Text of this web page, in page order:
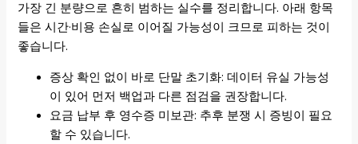
가장 긴 분량으로 흔히 범하는 실수를 정리합니다. 아래 항목
들은 시간·비용 손실로 이어질 가능성이 크므로 피하는 것이
좋습니다.
증상 확인 없이 바로 단말 초기화: 데이터 유실 가능성
이 있어 먼저 백업과 다른 점검을 권장합니다.
요금 납부 후 영수증 미보관: 추후 분쟁 시 증빙이 필요
할 수 있습니다.